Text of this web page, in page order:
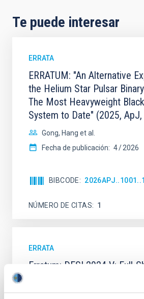
Te puede interesar
ERRATA
ERRATUM: "An Alternative
the Helium Star Pulsar
The Most Heavyweight
System to Date" (2025,
Gong, Hang et al.
Fecha de publicación: 4 2026
BIBCODE
NÚMERO DE CITAS 1
ERRATA
Erratum: DESI 2024 V: Full-
Clustering from Galaxies